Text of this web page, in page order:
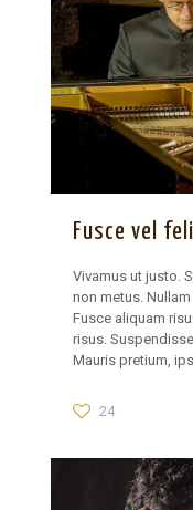
Fusce vel
Vivamus ut justo.
non metus.
Fusce aliquam
risus.
Mauris pretium,
24